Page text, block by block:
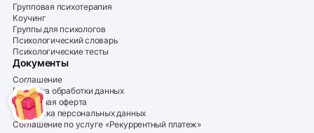
Групповая психотерапия
Коучинг
Группы для психологов
Психологический словарь
Психологические тесты
Документы
Соглашение
Политика обработки данных
Публичная оферта
Обработка персональных данных
Соглашение по услуге «Рекуррентный платеж»